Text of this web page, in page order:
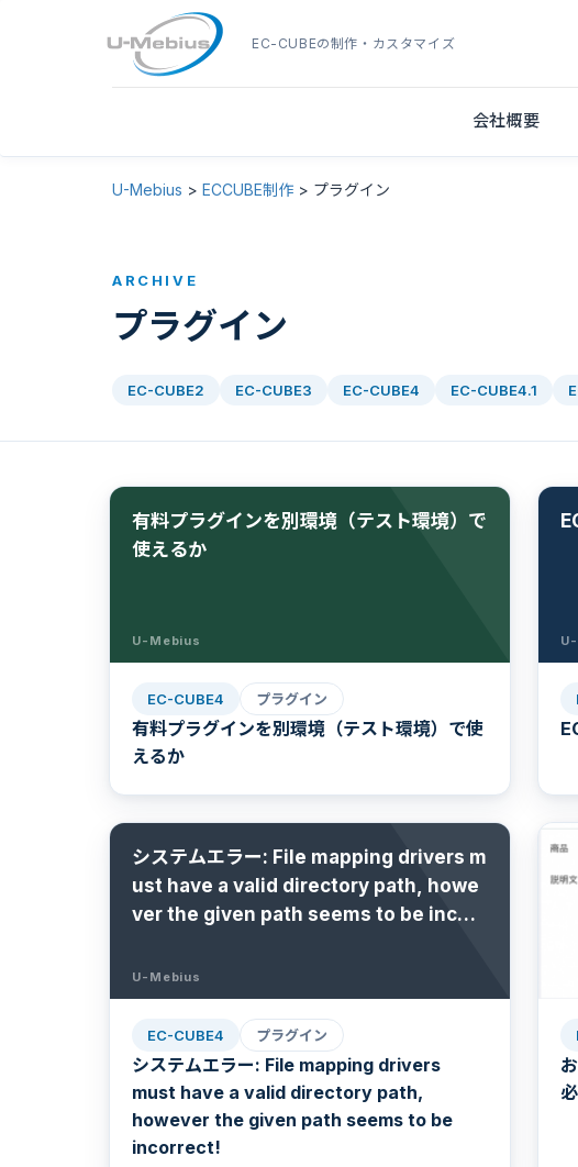
EC-CUBEの制作・カスタマイズ
会社概要
U-Mebius > ECCUBE制作 > プラグイン
ARCHIVE
プラグイン
EC-CUBE2 EC-CUBE3 EC-CUBE4 EC-CUBE4.1
有料プラグインを別環境（テスト環境）で
使えるか
U-Mebius
EC-CUBE4 プラグイン
有料プラグインを別環境（テスト環境）で使
えるか
システムエラー: File mapping drivers m
ust have a valid directory path, howe
ver the given path seems to be incorr
U-Mebius
EC-CUBE4 プラグイン
システムエラー: File mapping drivers
must have a valid directory path,
however the given path seems to be
incorrect!